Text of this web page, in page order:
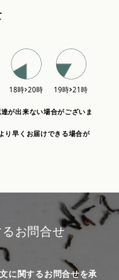
が出来ない場合がございま
り早くお届けできる場合が
お問合せ
に関するお問合せを承